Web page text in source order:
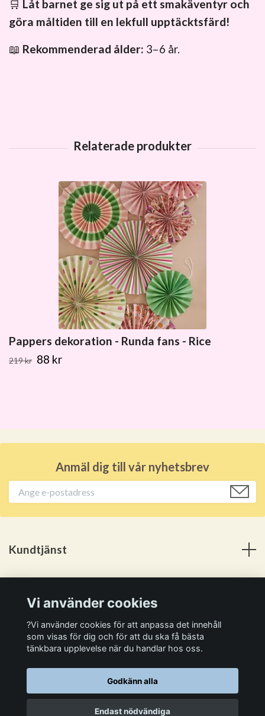
🛒 Låt barnet ge sig ut på ett smakäventyr och
göra måltiden till en lekfull upptäcktsfärd!
📖 Rekommenderad ålder: 3–6 år.
Pappers dekoration - Runda fans - Rice
219 kr 88 kr
Anmäl dig till vår nyhetsbrev
Kundtjänst
Sociala medier
© 2026 Kan Själv
Vi använder cookies
?Vi använder cookies för att anpassa det innehåll
som visas för dig och för att du ska få bästa
tänkbara upplevelse när du handlar hos oss.
Godkänn alla
Endast nödvändiga